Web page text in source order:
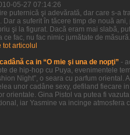
05-27 07:14:26
puternică şi adevărată, dar care s-a
a suferit în tăcere timp de nouă
şi la figurat. Dacă eram mai slabă,
fac, nu fac nimic jumătate de
tot articolul
ca in “O mie şi una de nopţi” -
de hip-hop cu Puya, evenimentele
Night”, o seara cu parfum
unor cadâne sexy, defiland fiecare
orientale. Gina Pistol va putea fi
iar Yasmine va incinge atmosfera